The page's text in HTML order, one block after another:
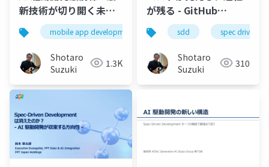
新技術が切り開く未来
の開発革新 - 2026-07-
24 メディア説明会
mobile app development github copilot openai
Shotaro
Suzuki
1.3K
が残る - GitHub
Copilot × Spec Kit 起
点の AI 駆動開発オブザ
ーバビリティ
sdd spec driven
Shotaro
Suzuki
310